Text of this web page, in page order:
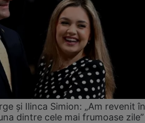
și Ilinca Simion: „Am revenit în
dintre cele mai frumoase zile”